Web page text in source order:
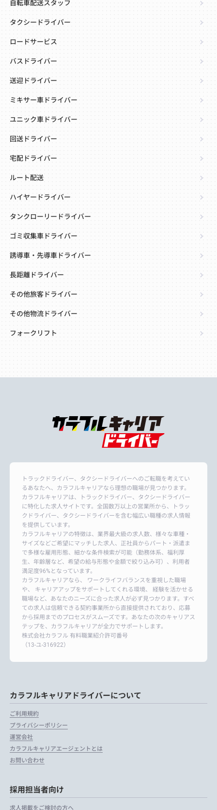
自転車配送スタッフ
タクシードライバー
ロードサービス
バスドライバー
送迎ドライバー
ミキサー車ドライバー
ユニック車ドライバー
回送ドライバー
宅配ドライバー
ルート配送
ハイヤードライバー
タンクローリードライバー
ゴミ収集車ドライバー
誘導車・先導車ドライバー
長距離ドライバー
その他旅客ドライバー
その他物流ドライバー
フォークリフト
トラックドライバー、タクシードライバーへのご転職を考えてい
るあなたへ、カラフルキャリアなら理想の職場が見つかります。
カラフルキャリアは、トラックドライバー、タクシードライバー
に特化した求人サイトです。全国数万以上の営業所から、トラッ
クドライバー、タクシードライバーを含む幅広い職種の求人情報
を提供しています。
カラフルキャリアの特徴は、業界最大級の求人数、様々な車種・
サイズなどご希望にマッチした求人、正社員からパート・派遣ま
で多様な雇用形態、細かな条件検索が可能（勤務体系、福利厚
生、年齢層など、希望の給与形態や金額で絞り込み可）、利用者
満足度96%となっています。
カラフルキャリアなら、 ワークライフバランスを重視した職場
や、 キャリアアップをサポートしてくれる環境、 経験を活かせる
職場など、あなたのニーズに合った求人が必ず見つかります。すべ
ての求人は信頼できる契約事業所から直接提供されており、応募
から採用までのプロセスがスムーズです。あなたの次のキャリアス
テップを、カラフルキャリアが全力でサポートします。
株式会社カラフル 有料職業紹介許可番号
（13-ユ-316922）
カラフルキャリアドライバーについて
ご利用規約
プライバシーポリシー
運営会社
カラフルキャリアエージェントとは
お問い合わせ
採用担当者向け
求人掲載をご検討の方へ